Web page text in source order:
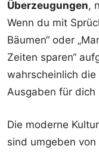
Überzeugungen,
Wenn du mit
Bäumen“ oder
Zeiten sparen“
wahrscheinlich
Ausgaben für
Die moderne
sind umgeben